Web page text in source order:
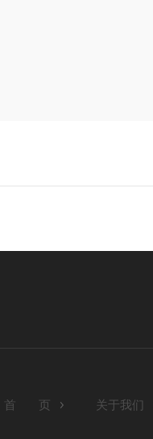
首 页 关于我们